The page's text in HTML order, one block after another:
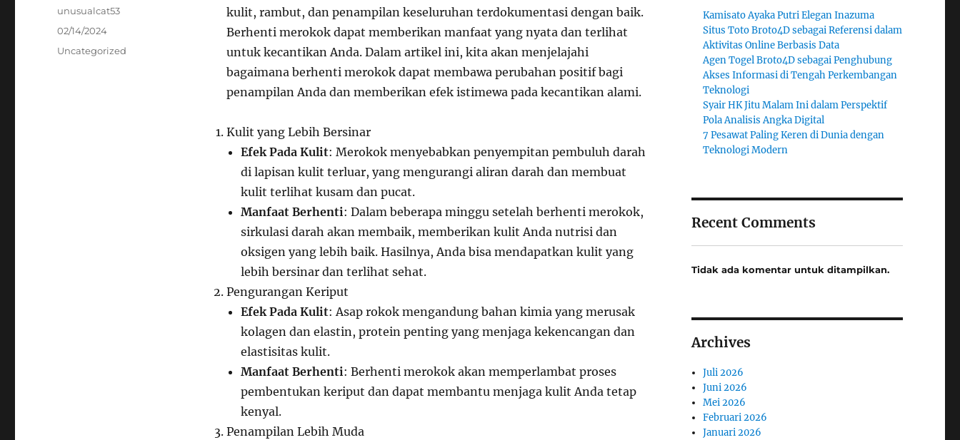
kulit, rambut, dan penampilan keseluruhan terdokumentasi dengan baik.
Berhenti merokok dapat memberikan manfaat yang nyata dan terlihat
untuk kecantikan Anda. Dalam artikel ini, kita akan menjelajahi
bagaimana berhenti merokok dapat membawa perubahan positif bagi
penampilan Anda dan memberikan efek istimewa pada kecantikan alami.
Kulit yang Lebih Bersinar
Efek Pada Kulit: Merokok menyebabkan penyempitan pembuluh darah
di lapisan kulit terluar, yang mengurangi aliran darah dan membuat
kulit terlihat kusam dan pucat.
Manfaat Berhenti: Dalam beberapa minggu setelah berhenti merokok,
sirkulasi darah akan membaik, memberikan kulit Anda nutrisi dan
oksigen yang lebih baik. Hasilnya, Anda bisa mendapatkan kulit yang
lebih bersinar dan terlihat sehat.
Pengurangan Keriput
Efek Pada Kulit: Asap rokok mengandung bahan kimia yang merusak
kolagen dan elastin, protein penting yang menjaga kekencangan dan
elastisitas kulit.
Manfaat Berhenti: Berhenti merokok akan memperlambat proses
pembentukan keriput dan dapat membantu menjaga kulit Anda tetap
kenyal.
Penampilan Lebih Muda
Author
unusualcat53
Posted
02/14/2024
Categories
Uncategorized
Kamisato Ayaka Putri Elegan Inazuma
Situs Toto Broto4D sebagai Referensi dalam
Aktivitas Online Berbasis Data
Agen Togel Broto4D sebagai Penghubung
Akses Informasi di Tengah Perkembangan
Teknologi
Syair HK Jitu Malam Ini dalam Perspektif
Pola Analisis Angka Digital
7 Pesawat Paling Keren di Dunia dengan
Teknologi Modern
Recent Comments
Tidak ada komentar untuk ditampilkan.
Archives
Juli 2026
Juni 2026
Mei 2026
Februari 2026
Januari 2026